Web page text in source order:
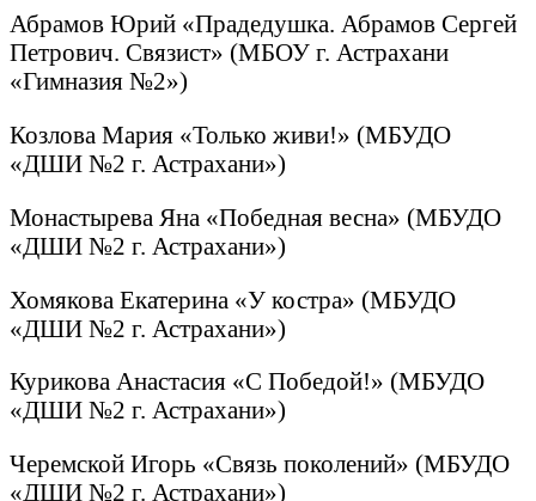
Абрамов Юрий «Прадедушка. Абрамов Сергей
Петрович. Связист» (МБОУ г. Астрахани
«Гимназия №2»)
Козлова Мария «Только живи!» (МБУДО
«ДШИ №2 г. Астрахани»)
Монастырева Яна «Победная весна» (МБУДО
«ДШИ №2 г. Астрахани»)
Хомякова Екатерина «У костра» (МБУДО
«ДШИ №2 г. Астрахани»)
Курикова Анастасия «С Победой!» (МБУДО
«ДШИ №2 г. Астрахани»)
Черемской Игорь «Связь поколений» (МБУДО
«ДШИ №2 г. Астрахани»)